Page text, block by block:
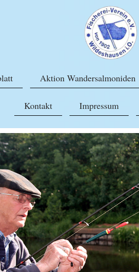
Aktion Wandersalmoniden
Kontakt Impressum